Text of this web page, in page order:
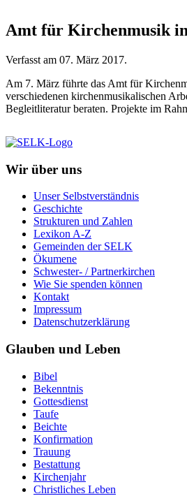
Amt für Kirchenmusik
Verfasst am 07. März 2017.
Am 7. März führte das Amt für
verschiedenen kirchenmusikalischen
Begleitliteratur beraten. Projekte im
Wir über uns
Unser Selbstverständnis
Geschichte
Strukturen und Zahlen
Lexikon A-Z
Gemeinden der SELK
Ökumene
Schwester- / Partnerkirchen
Wie Sie spenden können
Kontakt
Impressum
Datenschutzerklärung
Glauben und Leben
Bibel
Bekenntnis
Gottesdienst
Taufe
Beichte
Konfirmation
Trauung
Bestattung
Kirchenjahr
Christliches Leben